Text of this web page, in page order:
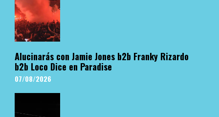
Alucinarás con Jamie Jones b2b Franky Rizardo
b2b Loco Dice en Paradise
07/08/2026